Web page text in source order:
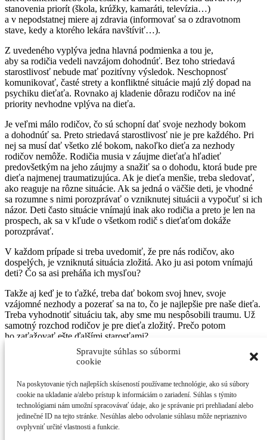
Spravujte súhlas so súbormi
cookie
Na poskytovanie tých najlepších skúseností používame technológie, ako sú súbory
cookie na ukladanie a/alebo prístup k informáciám o zariadení. Súhlas s týmito
technológiami nám umožní spracovávať údaje, ako je správanie pri prehliadaní alebo
jedinečné ID na tejto stránke. Nesúhlas alebo odvolanie súhlasu môže nepriaznivo
ovplyvniť určité vlastnosti a funkcie.
stanovenia priorít (škola, krúžky, kamaráti, televízia…)
a v nepodstatnej miere aj zdravia (informovať sa o zdravotnom
stave, kedy a ktorého lekára navštíviť…).
Z uvedeného vyplýva jedna hlavná podmienka a tou je,
aby sa rodičia vedeli navzájom dohodnúť. Bez toho striedavá
starostlivosť nebude mať pozitívny výsledok. Neschopnosť
komunikovať, časté strety a konfliktné situácie majú zlý dopad na
psychiku dieťaťa. Rovnako aj kladenie dôrazu rodičov na iné
priority nevhodne vplýva na dieťa.
Je veľmi málo rodičov, čo sú schopní dať svoje nezhody bokom
a dohodnúť sa. Preto striedavá starostlivosť nie je pre každého. Pri
nej sa musí dať všetko zlé bokom, nakoľko dieťa za nezhody
rodičov nemôže. Rodičia musia v záujme dieťaťa hľadieť
predovšetkým na jeho záujmy a snažiť sa o dohodu, ktorá bude pre
dieťa najmenej traumatizujúca. Ak je dieťa menšie, treba sledovať,
ako reaguje na rôzne situácie. Ak sa jedná o väčšie deti, je vhodné
sa rozumne s nimi porozprávať o vzniknutej situácii a vypočuť si ich
názor. Deti často situácie vnímajú inak ako rodičia a preto je len na
prospech, ak sa v kľude o všetkom rodič s dieťaťom dokáže
porozprávať.
V každom prípade si treba uvedomiť, že pre nás rodičov, ako
dospelých, je vzniknutá situácia zložitá. Ako ju asi potom vnímajú
deti? Čo sa asi preháňa ich mysľou?
Takže aj keď je to ťažké, treba dať bokom svoj hnev, svoje
vzájomné nezhody a pozerať sa na to, čo je najlepšie pre naše dieťa.
Treba vyhodnotiť situáciu tak, aby sme mu nespôsobili traumu. Už
samotný rozchod rodičov je pre dieťa zložitý. Prečo potom
ho zaťažovať ešte ďalšími starosťami?
Na uvedenú problematiku sa názory líšia a po prečítaní tohto článku
niektorí rodičia budú súhlasiť a iní nie, ale to je tým, že striedavá
Takže prajem všetkým rodičom, ktorí sa rozhodnú pre túto formu
starostlivosti, aby mali v sebe dosť síl na čo najlepšie zvládnutie
vzniknutej situácie. Hlavne, aby dokázali situáciu riešiť s chladnou
hlavou. Veď všetko sa dá zvládnuť. Nie nadarmo sa hovorí, že kde